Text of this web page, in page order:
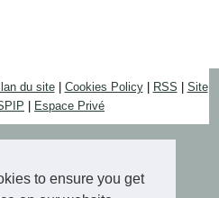
to ensure you get
du site| Cookies Policy| RSS | Site
| Espace Privé